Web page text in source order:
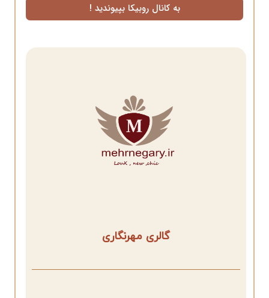
به کانال روبیکا بپیوندید !
گالری مهرنگاری